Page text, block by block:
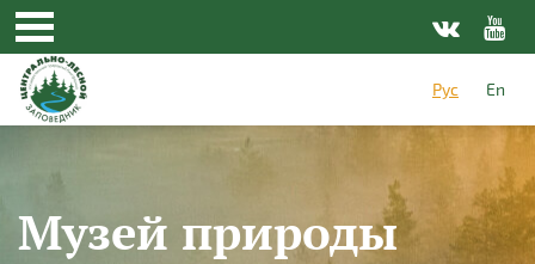
Перейти к основному содержанию
Рус
En
Музей природы